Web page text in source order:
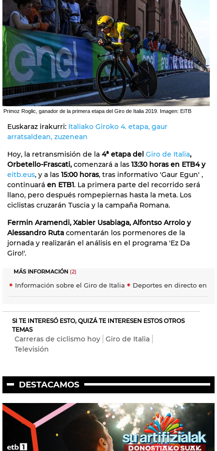
Primoz Roglic, ganador de la primera etapa del Giro de Italia 2019. Imagen: EiTB
Euskaraz irakurri: Italiako Giroko 4. etapa, gaur
arratsaldean, zuzenean
Hoy, la retransmisión de la 4ª etapa del Giro de Italia,
Orbetello-Frascati, comenzará a las 13:30 horas en ETB4 y
eitb.eus, y a las 15:00 horas, tras informativo 'Gaur Egun' ,
continuará en ETB1. La primera parte del recorrido será
llano, pero después rompepiernas hasta la meta. Los
ciclistas cruzarán Tuscia y la campaña Romana.
Fermin Aramendi, Xabier Usabiaga, Alfontso Arroio y
Alessandro Ruta comentarán los pormenores de la
jornada y realizarán el análisis en el programa 'Ez Da
Giro!'.
MÁS INFORMACIÓN (2)
Información sobre el Giro de Italia Deportes en directo en
SI TE INTERESÓ ESTO, QUIZÁ TE INTERESEN ESTOS OTROS
TEMAS
Carreras de ciclismo hoy
Giro de Italia
Televisión
DESTACAMOS